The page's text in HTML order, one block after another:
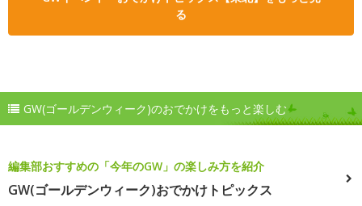
る
GW(ゴールデンウィーク)のおでかけをもっと楽しむ
編集部おすすめの「今年のGW」の楽しみ方を紹介
GW(ゴールデンウィーク)おでかけトピックス